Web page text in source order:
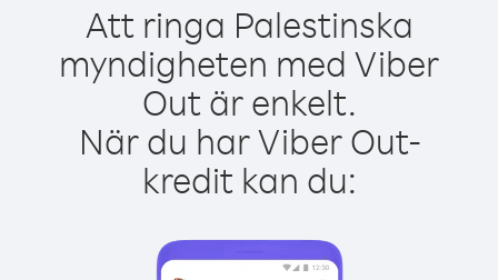
Att ringa Palestinska
myndigheten med Viber
Out är enkelt.
När du har Viber Out-
kredit kan du: